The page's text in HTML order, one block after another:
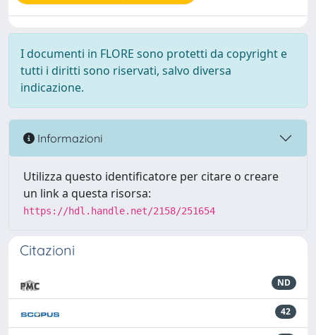
I documenti in FLORE sono protetti da copyright e
tutti i diritti sono riservati, salvo diversa
indicazione.
Informazioni
Utilizza questo identificatore per citare o creare
un link a questa risorsa:
https://hdl.handle.net/2158/251654
Citazioni
ND
42